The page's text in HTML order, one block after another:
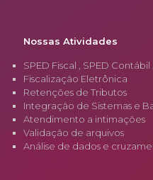
Nossas Atividades
SPED Fiscal , SPED
Fiscalização Eletrônica
Retenções de Tributos
Integração de Sistemas e
Atendimento a intimações
Validação de arquivos
Análise de dados e